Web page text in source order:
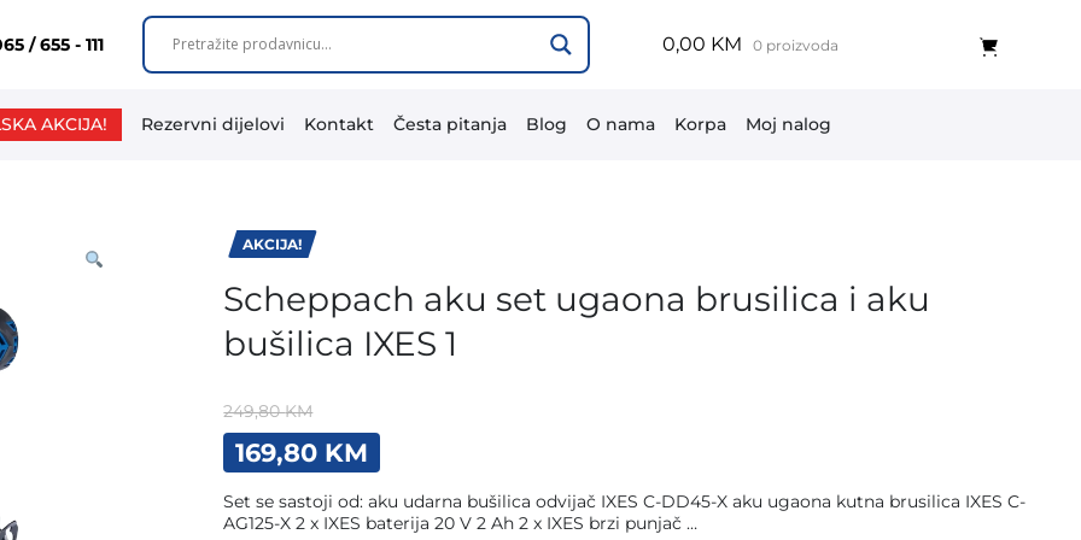
/ 655 - 111 0,00 KM 0 proizvoda
AKCIJA! Rezervni dijelovi Kontakt Česta pitanja Blog O nama Korpa Moj nalog
AKCIJA!
Scheppach aku set ugaona brusilica i aku
bušilica IXES 1
249,80KM
Original
price
was:
249,80 KM.
169,80 KM
Current
price
is:
169,80 KM.
Set se sastoji od: aku udarna bušilica odvijač IXES C-DD45-X aku ugaona kutna brusilica IXES C-
AG125-X 2 x IXES baterija 20 V 2 Ah 2 x IXES brzi punjač …